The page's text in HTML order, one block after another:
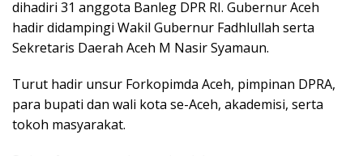
dihadiri 31 anggota Banleg DPR RI. Gubernur Aceh
hadir didampingi Wakil Gubernur Fadhlullah serta
Sekretaris Daerah Aceh M Nasir Syamaun.
Turut hadir unsur Forkopimda Aceh, pimpinan DPRA,
para bupati dan wali kota se-Aceh, akademisi, serta
tokoh masyarakat.